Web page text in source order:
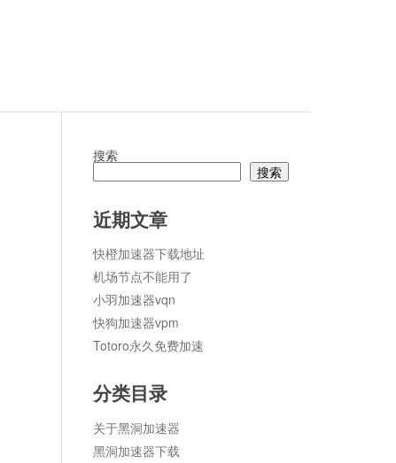
搜索
搜索
近期文章
快橙加速器下载地址
机场节点不能用了
小羽加速器vqn
快狗加速器vpm
Totoro永久免费加速
分类目录
关于黑洞加速器
黑洞加速器下载